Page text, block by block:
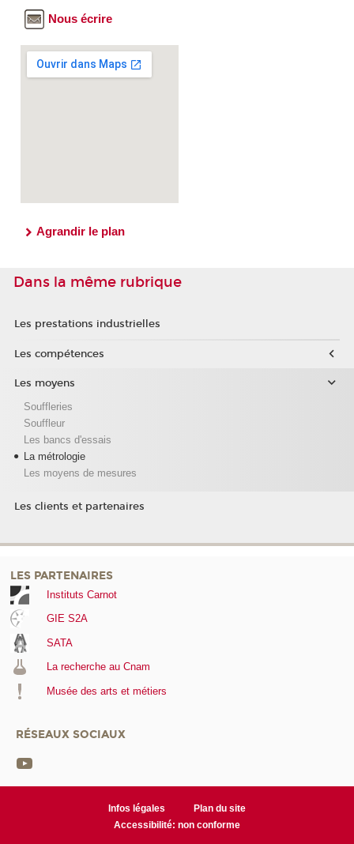
Nous écrire
Agrandir le plan
Dans la même rubrique
Les prestations industrielles
Les compétences
Les moyens
Souffleries
Souffleur
Les bancs d'essais
La métrologie
Les moyens de mesures
Les clients et partenaires
LES PARTENAIRES
Instituts Carnot
GIE S2A
SATA
La recherche au Cnam
Musée des arts et métiers
RÉSEAUX SOCIAUX
Infos légales
Plan du site
Accessibilité: non conforme